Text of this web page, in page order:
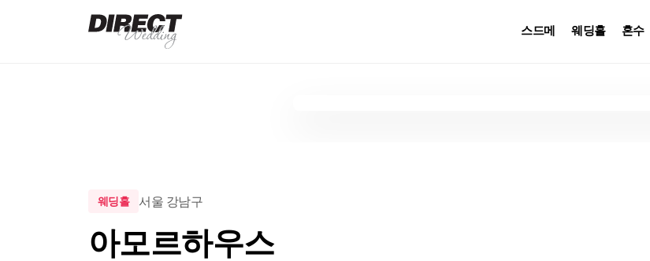
스드메 웨딩홀 혼수
웨딩홀 서울 강남구
아모르하우스